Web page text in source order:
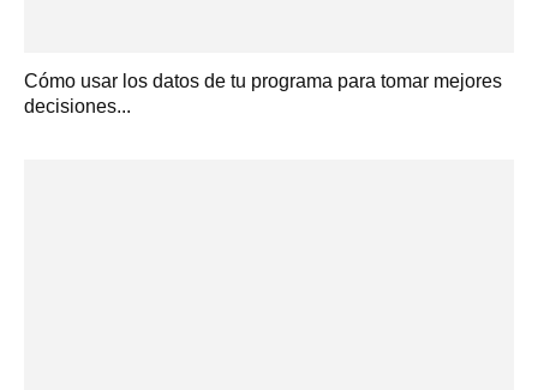
Cómo usar los datos de tu programa para tomar mejores
decisiones...